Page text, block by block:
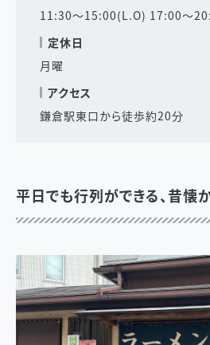
11:30〜15:00(L.O) 17:00〜
定休日
月曜
アクセス
鎌倉駅東口から徒歩約20分
平日でも行列ができる、昔懐